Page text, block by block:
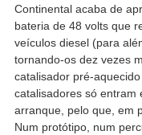
Continental acaba de
bateria de 48 volts que
veículos diesel (para
tornando-os dez vezes
catalisador pré-
catalisadores só entram
arranque, pelo que, em
Num protótipo, num